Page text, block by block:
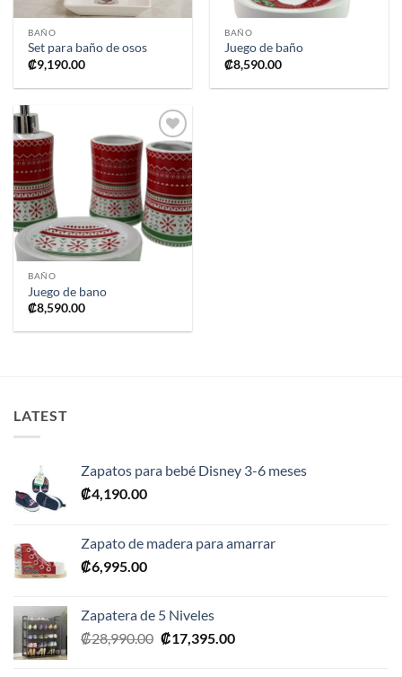
BAÑO
Set para baño de osos
₡9,190.00
BAÑO
Juego de baño
₡8,590.00
Añadir
a la
lista de
deseos
BAÑO
Juego de bano
₡8,590.00
LATEST
Zapatos para bebé Disney 3-6 meses
₡4,190.00
Zapato de madera para amarrar
₡6,995.00
Zapatera de 5 Niveles
₡28,990.00 El
₡17,395.00El